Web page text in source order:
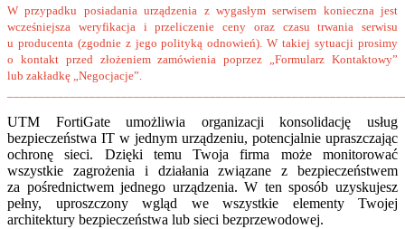
W przypadku posiadania urządzenia z wygasłym serwisem konieczna jest
wcześniejsza weryfikacja i przeliczenie ceny oraz czasu trwania serwisu
u producenta (zgodnie z jego polityką odnowień). W takiej sytuacji prosimy
o kontakt przed złożeniem zamówienia poprzez „Formularz Kontaktowy”
lub zakładkę „Negocjacje”.
UTM FortiGate umożliwia organizacji konsolidację usług
bezpieczeństwa IT w jednym urządzeniu, potencjalnie upraszczając
ochronę sieci. Dzięki temu Twoja firma może monitorować
wszystkie zagrożenia i działania związane z bezpieczeństwem
za pośrednictwem jednego urządzenia. W ten sposób uzyskujesz
pełny, uproszczony wgląd we wszystkie elementy Twojej
architektury bezpieczeństwa lub sieci bezprzewodowej.